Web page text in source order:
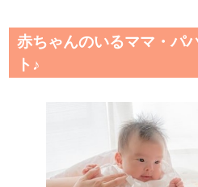
赤ちゃんのいるママ・パ
ト♪